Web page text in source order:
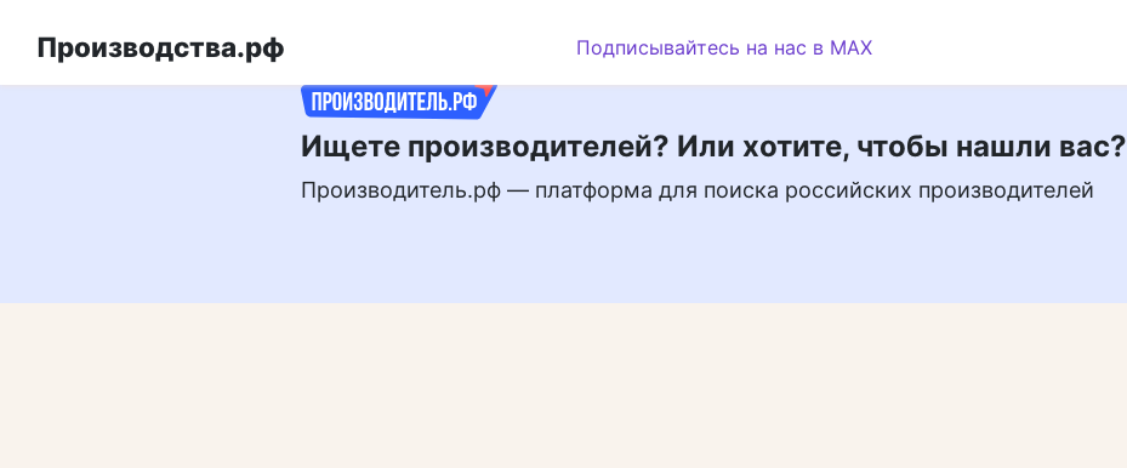
Ищете производителей? Или хотите, чтобы нашли вас?
Производитель.рф — платформа для поиска российских производителей
Производства.рф Подписывайтесь на нас в MAX